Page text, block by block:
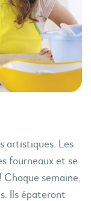
artistiques. Les
fourneaux et se
semaine,
Ils épateront